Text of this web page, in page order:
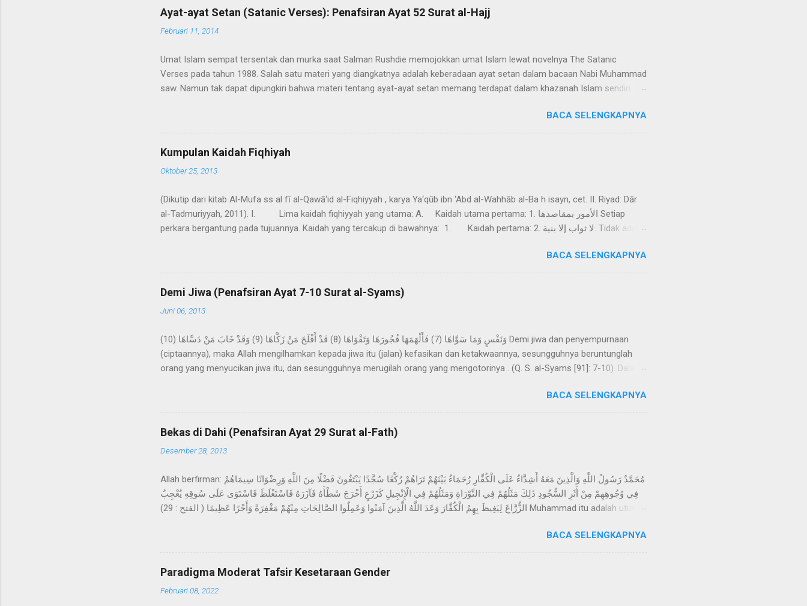
atau beberapa tujuan , dan hal ini dilakukan dengan cara mengolah data dan/atau energi dan/atau barang (benda) di dalam
jangka waktu tertentu guna menghasilkan informasi dan/atau energi dan/atau barang (benda) . Memerhatikan definisi ini,
terlihat bahwa sistem berkenaan dengan alat atau or...
Ayat-ayat Setan (Satanic Verses): Penafsiran Ayat 52 Surat al-Hajj
Februari 11, 2014
Umat Islam sempat tersentak dan murka saat Salman Rushdie memojokkan umat Islam lewat novelnya The Satanic
Verses pada tahun 1988. Salah satu materi yang diangkatnya adalah keberadaan ayat setan dalam bacaan Nabi Muhammad
saw. Namun tak dapat dipungkiri bahwa materi tentang ayat-ayat setan memang terdapat dalam khazanah Islam sendiri.
dalam catatan yang paling awal dan paling terpercaya mengenai kehidupan Nabi Muhammad saw. Bahkan tidak tercantum
dalam kumpulan hadits Bukhārī dan Muslim, (al-Qurtubi, t.th.: XII, 70). Meskipun diragukan namun riwayat tentang ayat setan
-antara lain- telah termuat dalam Tafsīr al-Thabari , Tafsīr al-Kasyaf , Tafsīr Jalalayn dan lain-lain. Mereka mengangkat
tentang adanya ayat bisikan setan itu ( gharānīq ) saat menafsirkan ayat 52 surat al-Hajj. وَمَا أَرْسَلْنَا مِنْ قَبْلِكَ مِنْ رَسُولٍ وَلَا
نَبِيٍّ إِلَّا إِذَا تَمَنَّ...
BACA SELENGKAPNYA
Kumpulan Kaidah Fiqhiyah
Oktober 25, 2013
(Dikutip dari kitab Al-Mufa ss al fī al-Qawā‘id al-Fiqhiyyah , karya Ya‘qūb ibn ‘Abd al-Wahhāb al-Ba h isayn, cet. II. Riyad: Dār
al-Tadmuriyyah, 2011). I. Lima kaidah fiqhiyyah yang utama: A. Kaidah utama pertama: 1. الأمور بمقاصدها Setiap
perkara bergantung pada tujuannya. Kaidah yang tercakup di bawahnya: 1. Kaidah pertama: 2. لا ثواب إلا بنية. Tidak ada
إلا في اليمين عند القاضي. Tujuan dari suatu perkataan adalah menurut orang yang mengatakan, kecuali pada sumpah yang
didasarkan pada maksud si hakim. 4. Kaidah keempat: ...
BACA SELENGKAPNYA
Demi Jiwa (Penafsiran Ayat 7-10 Surat al-Syams)
Juni 06, 2013
وَنَفْسٍ وَمَا سَوَّاهَا (7) فَأَلْهَمَهَا فُجُورَهَا وَتَقْوَاهَا (8) قَدْ أَفْلَحَ مَنْ زَكَّاهَا (9) وَقَدْ خَابَ مَنْ دَسَّاهَا (10) Demi jiwa dan penyempurnaan
(ciptaannya), maka Allah mengilhamkan kepada jiwa itu (jalan) kefasikan dan ketakwaannya, sesungguhnya beruntunglah
orang yang menyucikan jiwa itu, dan sesungguhnya merugilah orang yang mengotorinya . (Q. S. al-Syams [91]: 7-10). Dalam
diri/jiwa manusia dan penciptaannya yang sempurna. Lalu Allah mengilhamkan kefasikan dan ketakwaan ke dalam jiwa/diri
manusia. Al-Qurthubi mengatakan bahwa sebagian ulama mengartikan kata ‘ nafs ’ sebagai Nabi Adam, namun sebagian
yang lain mengartikannya secara umum, yaitu jati diri manusia itu sendiri. Menurut Ibn ‘Asyur, kata ‘ nafs ’ dalam ayat
berbentuk nakirah (tanpa alif lam ta‘rif ), ini menunjukkan nama jenis, sehingga mencakup jati diri seluruh manusia. H...
BACA SELENGKAPNYA
Bekas di Dahi (Penafsiran Ayat 29 Surat al-Fath)
Desember 28, 2013
Allah berfirman: مُحَمَّدٌ رَسُولُ اللَّهِ وَالَّذِينَ مَعَهُ أَشِدَّاءُ عَلَى الْكُفَّارِ رُحَمَاءُ بَيْنَهُمْ تَرَاهُمْ رُكَّعًا سُجَّدًا يَبْتَغُونَ فَضْلًا مِنَ اللَّهِ وَرِضْوَانًا سِيمَاهُمْ
فِي وُجُوهِهِمْ مِنْ أَثَرِ السُّجُودِ ذَلِكَ مَثَلُهُمْ فِي التَّوْرَاةِ وَمَثَلُهُمْ فِي الْإِنْجِيلِ كَزَرْعٍ أَخْرَجَ شَطْأَهُ فَآزَرَهُ فَاسْتَغْلَظَ فَاسْتَوَى عَلَى سُوقِهِ يُعْجِبُ
الزُّرَّاعَ لِيَغِيظَ بِهِمُ الْكُفَّارَ وَعَدَ اللَّهُ الَّذِينَ آمَنُوا وَعَمِلُوا الصَّالِحَاتِ مِنْهُمْ مَغْفِرَةً وَأَجْرًا عَظِيمًا ( الفتح : 29) Muhammad itu adalah utusan
mereka: kamu lihat mereka ruku’ dan sujud mencari karunia Allah dan keridhaan-Nya, tanda-tanda mereka tampak pada
muka mereka dari bekas sujud. Demikianlah sifat-sifat mereka dalam Taurat dan sifat-sifat mereka dalam Injil, yaitu seperti
tanaman yang mengeluarkan tunasnya maka tunas itu menjadikan tanaman it...
BACA SELENGKAPNYA
Paradigma Moderat Tafsir Kesetaraan Gender
Februari 08, 2022